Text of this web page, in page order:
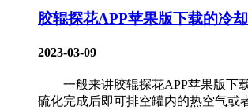
胶辊探花APP苹果版下载的冷
2023-03-09
一般来讲胶辊探花APP苹果版下载不
硫化完成后即可排空罐内的热空气或者